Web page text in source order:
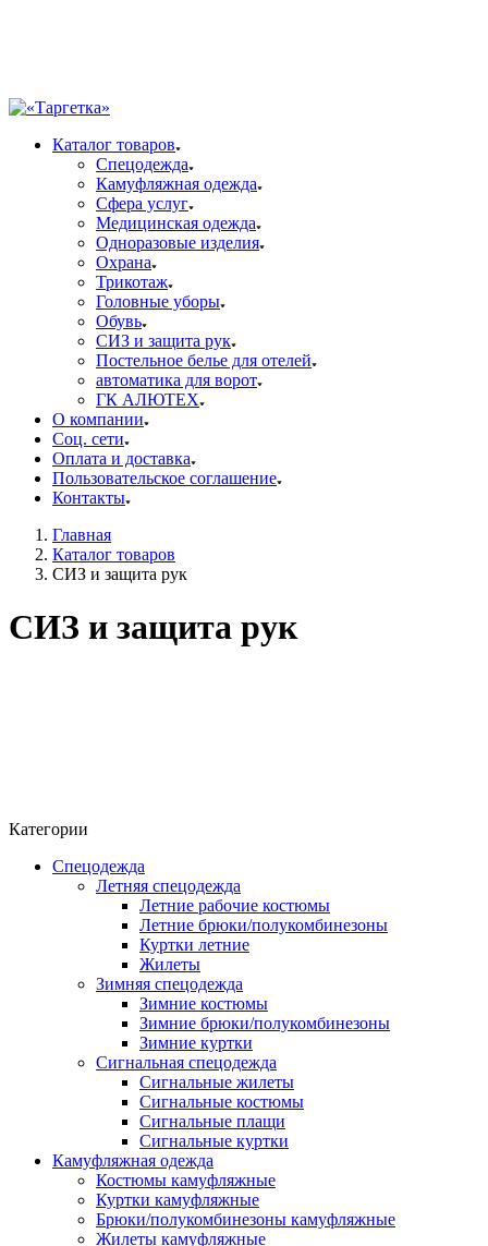
Каталог товаров
Спецодежда
Камуфляжная одежда
Сфера услуг
Медицинская одежда
Одноразовые изделия
Охрана
Трикотаж
Головные уборы
Обувь
СИЗ и защита рук
Постельное белье для отелей
автоматика для ворот
ГК АЛЮТЕХ
О компании
Соц. сети
Оплата и доставка
Пользовательское соглашение
Контакты
Главная
Каталог товаров
СИЗ и защита рук
СИЗ и защита рук
Категории
Спецодежда
Летняя спецодежда
Летние рабочие костюмы
Летние брюки/полукомбинезоны
Куртки летние
Жилеты
Зимняя спецодежда
Зимние костюмы
Зимние брюки/полукомбинезоны
Зимние куртки
Сигнальная спецодежда
Сигнальные жилеты
Сигнальные костюмы
Сигнальные плащи
Сигнальные куртки
Камуфляжная одежда
Костюмы камуфляжные
Куртки камуфляжные
Брюки/полукомбинезоны камуфляжные
Жилеты камуфляжные